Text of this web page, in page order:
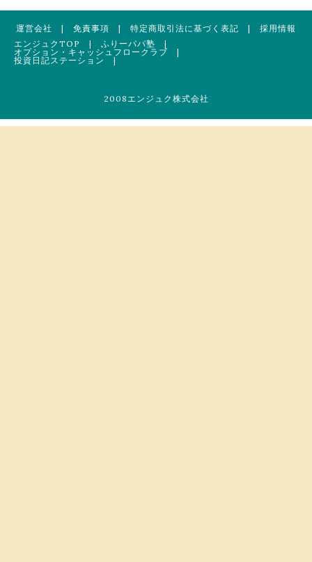
運営会社 | 免責事項 | 特定商取引法に基づく表記 | 採用情報
エンジュクTOP
| ふりーパパ塾 |
オプション・キャッシュフロークラブ |
投資日記ステーション
|
2008エンジュク株式会社